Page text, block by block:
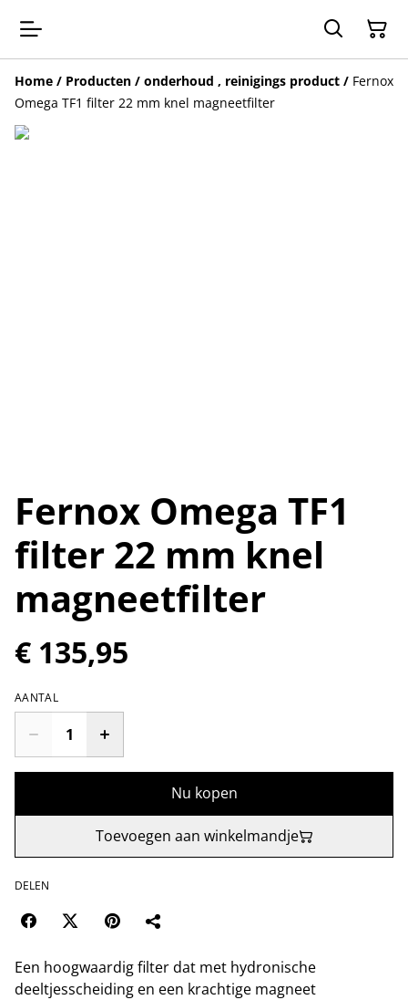
Home / Producten / onderhoud , reinigings product / Fernox
Omega TF1 filter 22 mm knel magneetfilter
Fernox Omega TF1
filter 22 mm knel
magneetfilter
€ 135,95
AANTAL
Nu kopen
Toevoegen aan winkelmandje
DELEN
Een hoogwaardig filter dat met hydronische
deeltjesscheiding en een krachtige magneet